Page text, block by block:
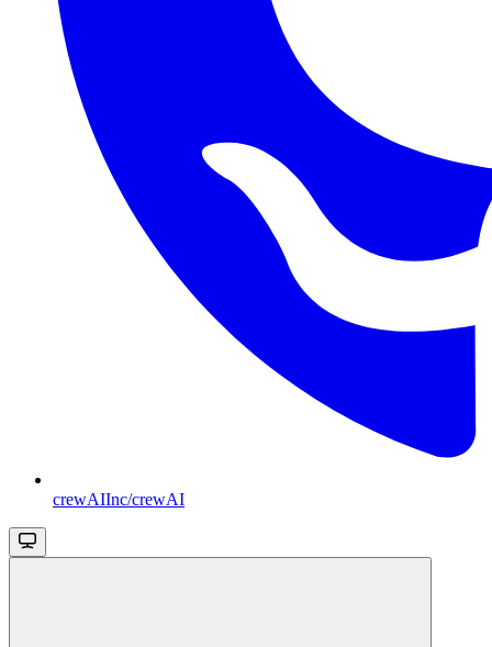
crewAIInc/crewAI